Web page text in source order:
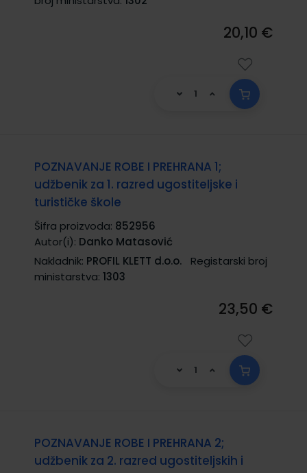
20,10 €
POZNAVANJE ROBE I PREHRANA 1;
udžbenik za 1. razred ugostiteljske i
turističke škole
Šifra proizvoda: 852956
Autor(i): Danko Matasović
Nakladnik: PROFIL KLETT d.o.o.
Registarski broj
ministarstva: 1303
23,50 €
POZNAVANJE ROBE I PREHRANA 2;
udžbenik za 2. razred ugostiteljskih i